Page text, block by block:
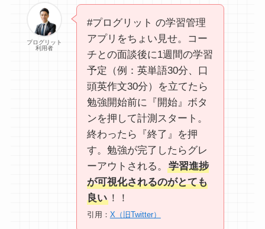
プログリット
利用者
#プログリット の学習管理
アプリをちょい見せ。コー
チとの面談後に1週間の学習
予定（例：英単語30分、口
頭英作文30分）を立てたら
勉強開始前に『開始』ボタ
ンを押して計測スタート。
終わったら『終了』を押
す。勉強が完了したらグレ
ーアウトされる。
学習進捗
が可視化されるのがとても
良い！！
引用： X（旧Twitter）